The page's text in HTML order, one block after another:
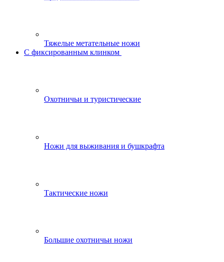
Тяжелые метательные ножи
С фиксированным клинком
Охотничьи и туристические
Ножи для выживания и бушкрафта
Тактические ножи
Большие охотничьи ножи